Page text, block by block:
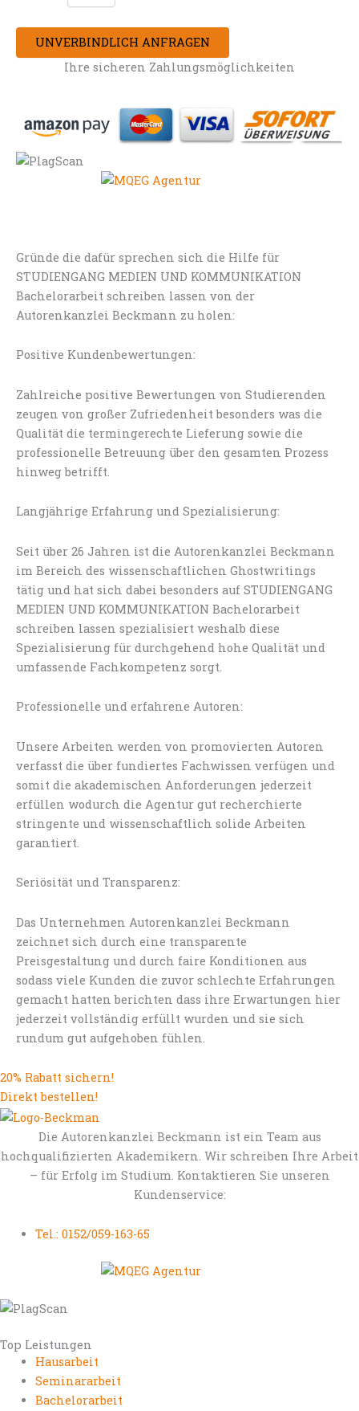
UNVERBINDLICH ANFRAGEN
Ihre sicheren Zahlungsmöglichkeiten
Gründe die dafür sprechen sich die Hilfe für
STUDIENGANG MEDIEN UND KOMMUNIKATION
Bachelorarbeit schreiben lassen von der
Autorenkanzlei Beckmann zu holen:
Positive Kundenbewertungen:
Zahlreiche positive Bewertungen von Studierenden
zeugen von großer Zufriedenheit besonders was die
Qualität die termingerechte Lieferung sowie die
professionelle Betreuung über den gesamten Prozess
hinweg betrifft.
Langjährige Erfahrung und Spezialisierung:
Seit über 26 Jahren ist die Autorenkanzlei Beckmann
im Bereich des wissenschaftlichen Ghostwritings
tätig und hat sich dabei besonders auf STUDIENGANG
MEDIEN UND KOMMUNIKATION Bachelorarbeit
schreiben lassen spezialisiert weshalb diese
Spezialisierung für durchgehend hohe Qualität und
umfassende Fachkompetenz sorgt.
Professionelle und erfahrene Autoren:
Unsere Arbeiten werden von promovierten Autoren
verfasst die über fundiertes Fachwissen verfügen und
somit die akademischen Anforderungen jederzeit
erfüllen wodurch die Agentur gut recherchierte
stringente und wissenschaftlich solide Arbeiten
garantiert.
Seriösität und Transparenz:
Das Unternehmen Autorenkanzlei Beckmann
zeichnet sich durch eine transparente
Preisgestaltung und durch faire Konditionen aus
sodass viele Kunden die zuvor schlechte Erfahrungen
gemacht hatten berichten dass ihre Erwartungen hier
jederzeit vollständig erfüllt wurden und sie sich
rundum gut aufgehoben fühlen.
20% Rabatt sichern!
Direkt bestellen!
Die Autorenkanzlei Beckmann ist ein Team aus
hochqualifizierten Akademikern. Wir schreiben Ihre Arbeit
– für Erfolg im Studium. Kontaktieren Sie unseren
Kundenservice:
Tel.: 0152/059-163-65
Top Leistungen
Hausarbeit
Seminararbeit
Bachelorarbeit